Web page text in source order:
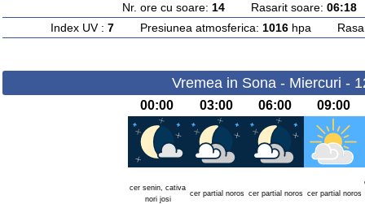
Nr. ore cu soare: 14Rasarit soare: 06:18
Index UV : 7 Presiunea atmosferica: 1016 hpa
Vremea in Sona - Miercuri -
00:00 03:00 06:00 09:00
cer senin, cativa
nori josi
cer partial noros cer partial noros cer partial noros